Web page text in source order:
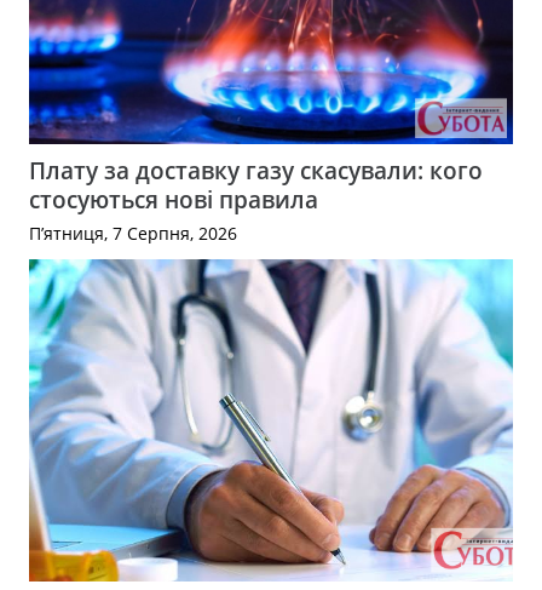
Плату за доставку газу скасували: кого
стосуються нові правила
П’ятниця, 7 Серпня, 2026